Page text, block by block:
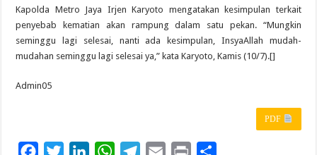
Kapolda Metro Jaya Irjen Karyoto mengatakan kesimpulan terkait
penyebab kematian akan rampung dalam satu pekan. “Mungkin
seminggu lagi selesai, nanti ada kesimpulan, InsyaAllah mudah-
mudahan seminggu lagi selesai ya,” kata Karyoto, Kamis (10/7).[]
Admin05
PDF
W